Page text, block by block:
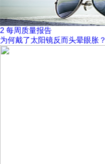
2 每周质量报告
为何戴了太阳镜反而头晕眼胀？